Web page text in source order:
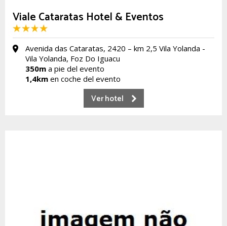
Viale Cataratas Hotel & Eventos
Avenida das Cataratas, 2420 – km 2,5 Vila Yolanda -
Vila Yolanda, Foz Do Iguacu
350m a pie del evento
1,4km en coche del evento
Ver hotel